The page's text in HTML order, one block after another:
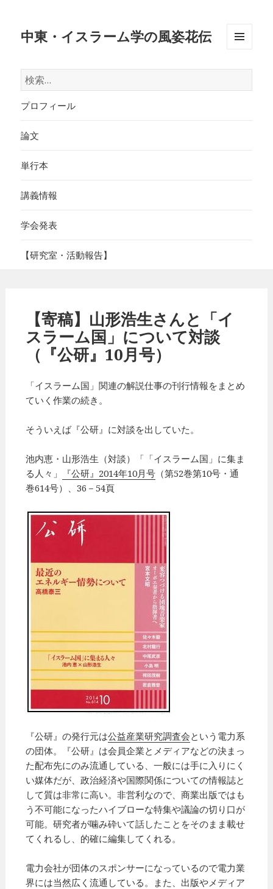
中東・イスラーム学の風姿花伝
検
索:
プロフィール
論文
単行本
講義情報
学会発表
【研究室・活動報告】
【寄稿】山形浩生さんと「イ
スラーム国」について対談
（『公研』10月号）
「イスラーム国」関連の解説仕事の刊行情報をまとめ
ていく作業の続き。
そういえば『公研』に対談を出していた。
池内恵・山形浩生（対談）「「イスラーム国」に集ま
る人々」
『公研』2014年10月号 （第52巻第10号・通
巻614号）、36－54頁
『公研』の発行元は公益産業研究調査会という電力系
の団体。『公研』は会員企業とメディアなどの決まっ
た配布先にのみ流通している、一般には手に入りにく
い媒体だが、政治経済や国際関係についての情報誌と
して質は非常に高い。非営利なので、商業出版ではも
う不可能になったハイブローな特集や議論の切り口が
可能。研究者が噛み砕いて話したことをそのまま載せ
てくれるし、的確に編集してくれる。
電力会社が団体のスポンサーになっているので電力業
界には当然広く流通している。また、出版やメディア